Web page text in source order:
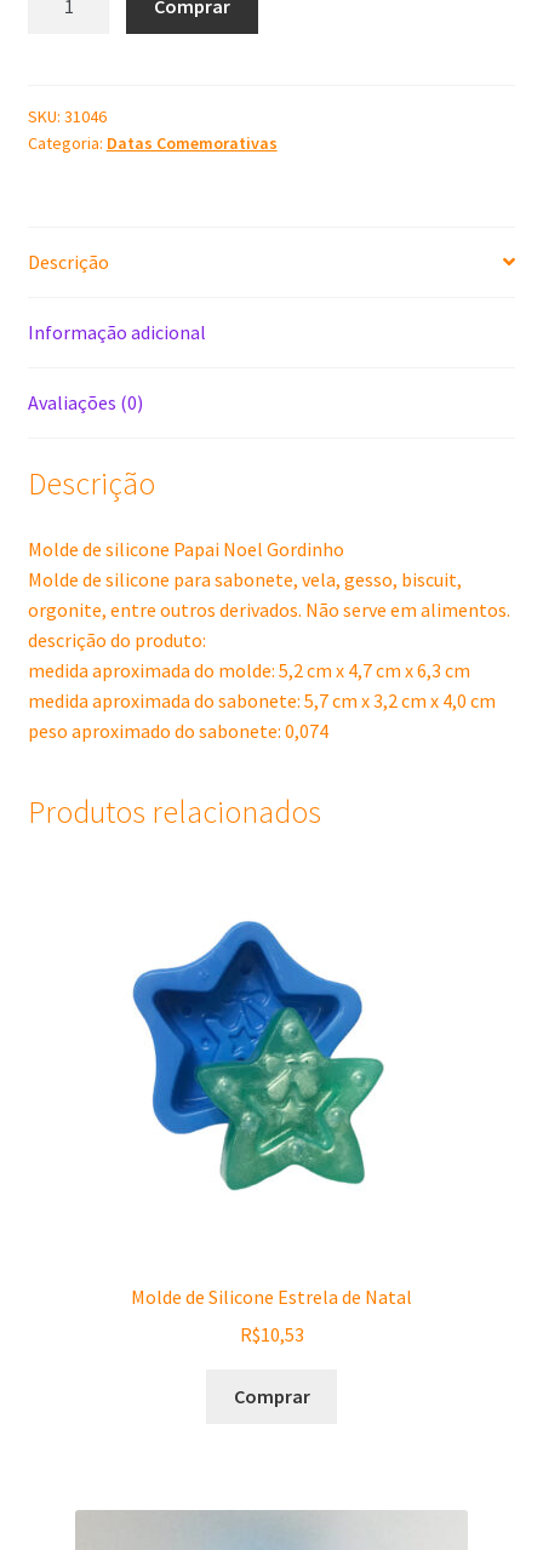
Noel
Gordinho
Comprar
SKU: 31046
Categoria: Datas Comemorativas
Descrição
Informação adicional
Avaliações (0)
Descrição
Molde de silicone Papai Noel Gordinho
Molde de silicone para sabonete, vela, gesso, biscuit,
orgonite, entre outros derivados. Não serve em alimentos.
descrição do produto:
medida aproximada do molde: 5,2 cm x 4,7 cm x 6,3 cm
medida aproximada do sabonete: 5,7 cm x 3,2 cm x 4,0 cm
peso aproximado do sabonete: 0,074
Produtos relacionados
Molde de Silicone Estrela de Natal
R$10,53
Comprar